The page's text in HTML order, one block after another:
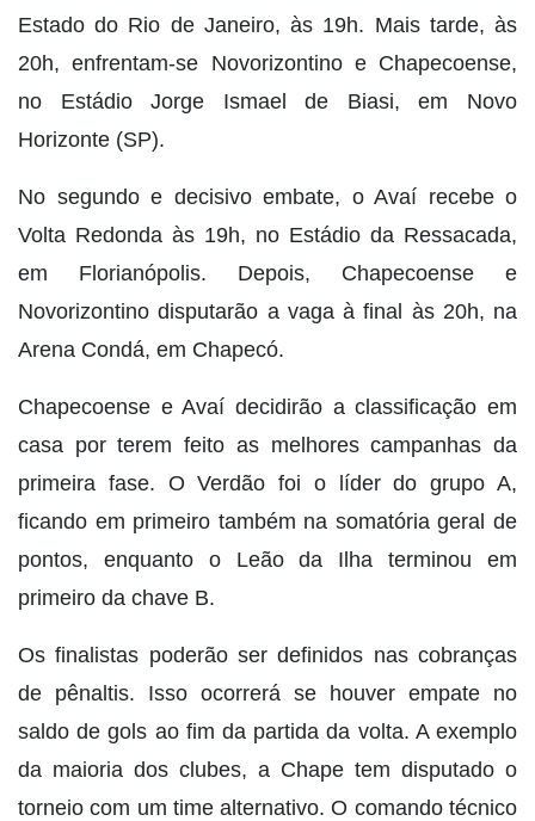
Estado do Rio de Janeiro, às 19h. Mais tarde, às
20h, enfrentam-se Novorizontino e Chapecoense,
no Estádio Jorge Ismael de Biasi, em Novo
Horizonte (SP).
No segundo e decisivo embate, o Avaí recebe o
Volta Redonda às 19h, no Estádio da Ressacada,
em Florianópolis. Depois, Chapecoense e
Novorizontino disputarão a vaga à final às 20h, na
Arena Condá, em Chapecó.
Chapecoense e Avaí decidirão a classificação em
casa por terem feito as melhores campanhas da
primeira fase. O Verdão foi o líder do grupo A,
ficando em primeiro também na somatória geral de
pontos, enquanto o Leão da Ilha terminou em
primeiro da chave B.
Os finalistas poderão ser definidos nas cobranças
de pênaltis. Isso ocorrerá se houver empate no
saldo de gols ao fim da partida da volta. A exemplo
da maioria dos clubes, a Chape tem disputado o
torneio com um time alternativo. O comando técnico